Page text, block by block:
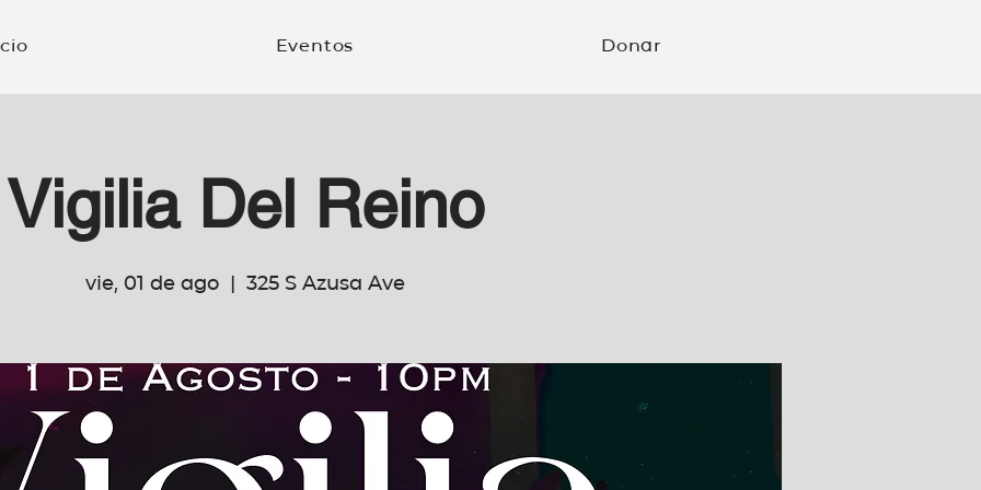
Eventos Donar
Vigilia Del Reino
vie, 01 de ago
  |
325 S Azusa Ave